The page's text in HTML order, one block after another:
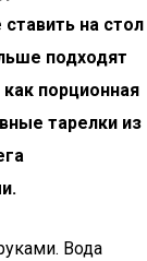
на стол
подходят
порционная
тарелки из
Вода